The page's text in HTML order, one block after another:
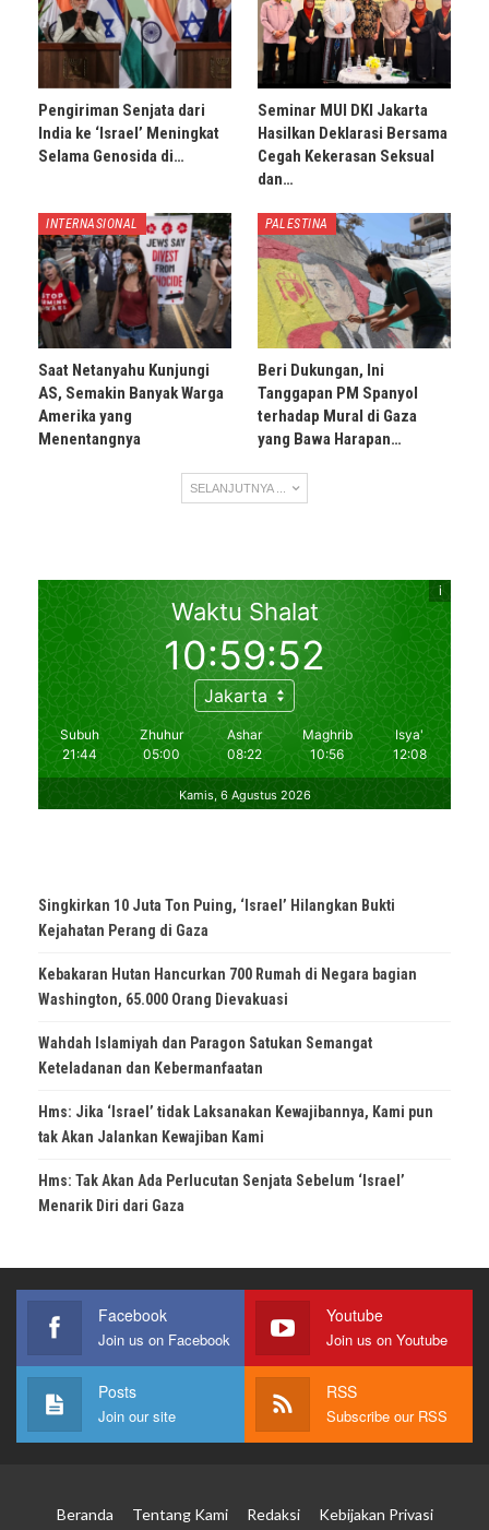
Pengiriman Senjata dari
India ke ‘Israel’ Meningkat
Selama Genosida di…
Seminar MUI DKI Jakarta
Hasilkan Deklarasi Bersama
Cegah Kekerasan Seksual
dan…
INTERNASIONAL
Saat Netanyahu Kunjungi
AS, Semakin Banyak Warga
Amerika yang
Menentangnya
PALESTINA
Beri Dukungan, Ini
Tanggapan PM Spanyol
terhadap Mural di Gaza
yang Bawa Harapan…
SELANJUTNYA ...
Singkirkan 10 Juta Ton Puing, ‘Israel’ Hilangkan Bukti
Kejahatan Perang di Gaza
Kebakaran Hutan Hancurkan 700 Rumah di Negara bagian
Washington, 65.000 Orang Dievakuasi
Wahdah Islamiyah dan Paragon Satukan Semangat
Keteladanan dan Kebermanfaatan
Hms: Jika ‘Israel’ tidak Laksanakan Kewajibannya, Kami pun
tak Akan Jalankan Kewajiban Kami
Hms: Tak Akan Ada Perlucutan Senjata Sebelum ‘Israel’
Menarik Diri dari Gaza
Facebook
Join us on Facebook
Youtube
Join us on Youtube
Posts
Join our site
RSS
Subscribe our RSS
Beranda Tentang Kami Redaksi Kebijakan Privasi